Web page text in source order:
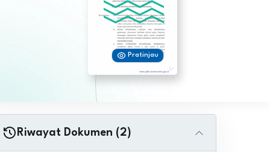
JDIH
Pratinjau
Riwayat Dokumen (2)